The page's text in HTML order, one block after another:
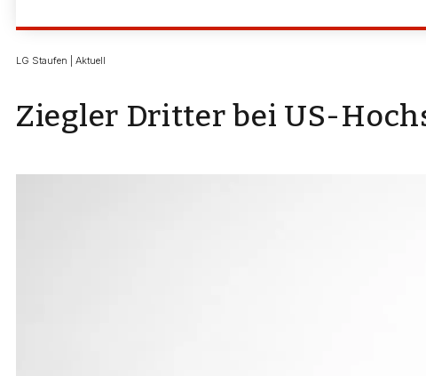
LG Staufen | Aktuell
Ziegler Dritter bei US-